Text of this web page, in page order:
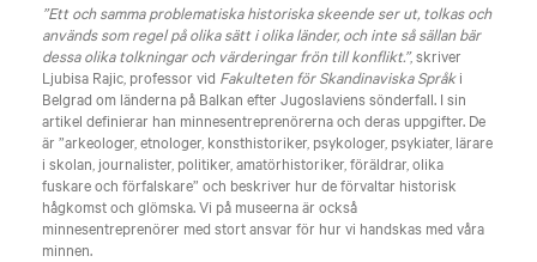
”Ett och samma problematiska historiska skeende ser ut, tolkas och
används som regel på olika sätt i olika länder, och inte så sällan bär
dessa olika tolkningar och värderingar frön till konflikt.”, skriver
Ljubisa Rajic, professor vid Fakulteten för Skandinaviska Språki
Belgrad om länderna på Balkan efter Jugoslaviens sönderfall. I sin
artikel definierar han minnesentreprenörerna och deras uppgifter. De
är ”arkeologer, etnologer, konsthistoriker, psykologer, psykiater, lärare
i skolan, journalister, politiker, amatörhistoriker, föräldrar, olika
fuskare och förfalskare” och beskriver hur de förvaltar historisk
hågkomst och glömska. Vi på museerna är också
minnesentreprenörer med stort ansvar för hur vi handskas med våra
minnen.